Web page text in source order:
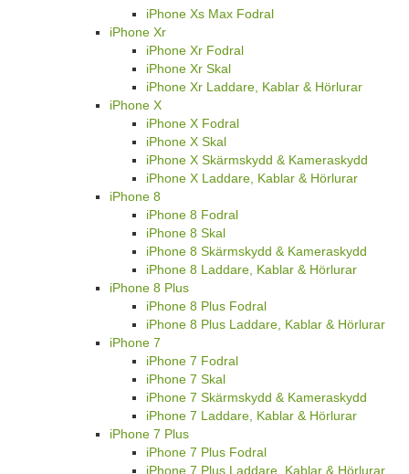
iPhone Xs Max Fodral
iPhone Xr
iPhone Xr Fodral
iPhone Xr Skal
iPhone Xr Laddare, Kablar & Hörlurar
iPhone X
iPhone X Fodral
iPhone X Skal
iPhone X Skärmskydd & Kameraskydd
iPhone X Laddare, Kablar & Hörlurar
iPhone 8
iPhone 8 Fodral
iPhone 8 Skal
iPhone 8 Skärmskydd & Kameraskydd
iPhone 8 Laddare, Kablar & Hörlurar
iPhone 8 Plus
iPhone 8 Plus Fodral
iPhone 8 Plus Laddare, Kablar & Hörlurar
iPhone 7
iPhone 7 Fodral
iPhone 7 Skal
iPhone 7 Skärmskydd & Kameraskydd
iPhone 7 Laddare, Kablar & Hörlurar
iPhone 7 Plus
iPhone 7 Plus Fodral
iPhone 7 Plus Laddare, Kablar & Hörlurar